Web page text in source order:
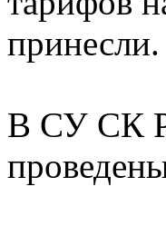
принесли.
В СУ СК